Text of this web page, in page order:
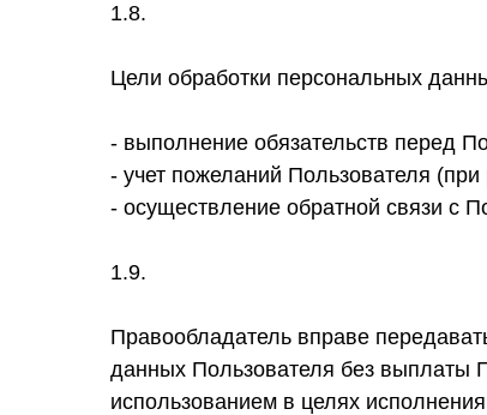
1.8.
Цели обработки персональных
- выполнение обязательств перед
- учет пожеланий Пользователя (при
- осуществление обратной связи с
1.9.
Правообладатель вправе
данных Пользователя без выплаты
использованием в целях